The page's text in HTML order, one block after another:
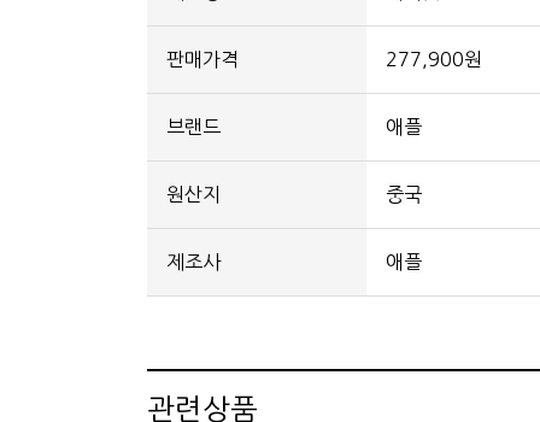
판매가격 277,900원
브랜드 애플
원산지 중국
제조사 애플
관련상품